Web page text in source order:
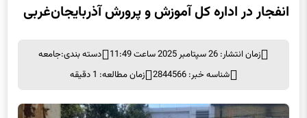
انفجار در اداره کل آموزش و پرورش آذربایجان‌غربی
زمان انتشار: 26 سپتامبر 2025 ساعت 11:49 دسته بندی:جامعه
شناسه خبر: 2844566
زمان مطالعه: 1 دقیقه